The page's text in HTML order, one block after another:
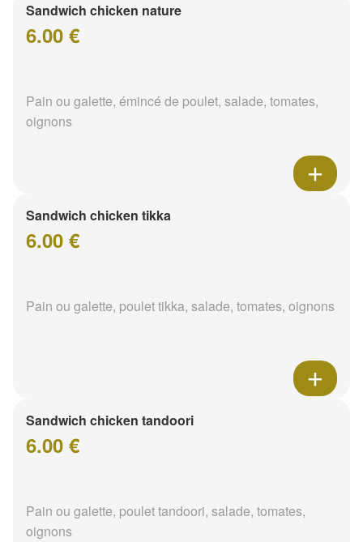
Sandwich chicken nature
6.00 €
Pain ou galette, émincé de poulet, salade, tomates,
oignons
Sandwich chicken tikka
6.00 €
Pain ou galette, poulet tikka, salade, tomates, oignons
Sandwich chicken tandoori
6.00 €
Pain ou galette, poulet tandoori, salade, tomates,
oignons